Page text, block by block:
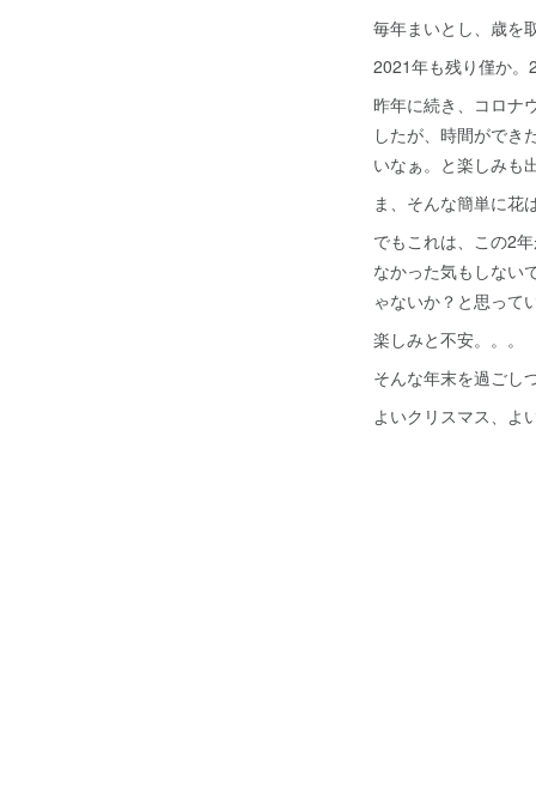
毎年まいとし、歳を
2021年も残り僅か
昨年に続き、コロナ
したが、時間ができ
いなぁ。と楽しみ
ま、そんな簡単に花
でもこれは、この2
なかった気もしない
ゃないか？と思って
楽しみと不安。。。
そんな年末を過ごし
よいクリスマス、よ